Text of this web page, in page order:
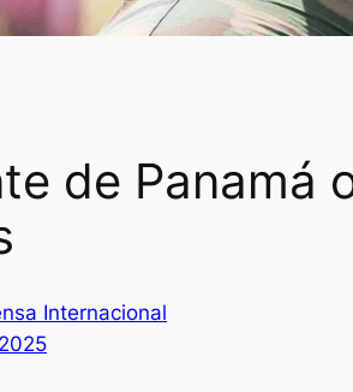
de Panamá
Internacional